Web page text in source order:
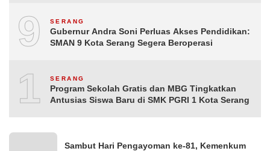
9 SERANG
Gubernur Andra Soni Perluas Akses Pendidikan:
SMAN 9 Kota Serang Segera Beroperasi
10SERANG
Program Sekolah Gratis dan MBG Tingkatkan
Antusias Siswa Baru di SMK PGRI 1 Kota Serang
Sambut Hari Pengayoman ke-81, Kemenkum